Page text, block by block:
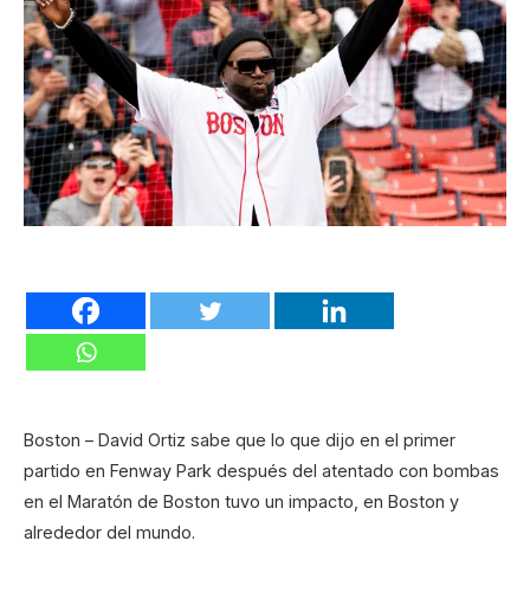
Boston – David Ortiz sabe que lo que dijo en el primer
partido en Fenway Park después del atentado con bombas
en el Maratón de Boston tuvo un impacto, en Boston y
alrededor del mundo.